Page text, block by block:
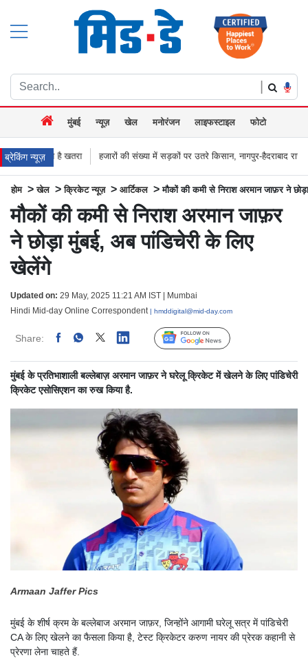
|
मुंबई न्यूज़ खेल मनोरंजन लाइफस्टाइल फोटो
ब्रेकिंग न्यूज़हजारों की संख्या में सड़कों पर उतरे किसान, नागपुर-हैदराबाद राजमार्ग किया जाम, बच्चू
होम >खेल >क्रिकेट न्यूज़ > आर्टिकल >मौकों की कमी से निराश अरमान जाफ़र ने
मौकों की कमी से निराश अरमान जाफ़र
ने छोड़ा मुंबई, अब पांडिचेरी के लिए
खेलेंगे
Updated on: 29 May, 2025 11:21 AM IST | Mumbai
Hindi Mid-day Online Correspondent | hmddigital@mid-day.com
Share: Linked Follow Us
मुंबई के प्रतिभाशाली बल्लेबाज़ अरमान जाफ़र ने घरेलू क्रिकेट में खेलने के लिए पांडिचेरी
क्रिकेट एसोसिएशन का रुख किया है.
Armaan Jaffer Pics
मुंबई के शीर्ष क्रम के बल्लेबाज अरमान जाफ़र, जिन्होंने आगामी घरेलू सत्र में पांडिचेरी
CA के लिए खेलने का फैसला किया है, टेस्ट क्रिकेटर करुण नायर की प्रेरक कहानी से
प्रेरणा लेना चाहते हैं.